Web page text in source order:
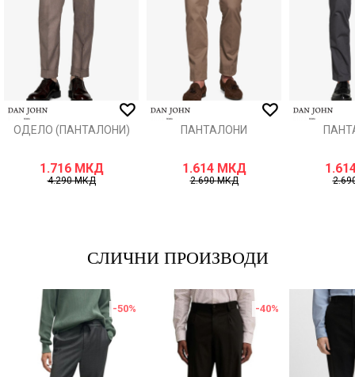
ИСПРАТИ
ОДЕЛО (ПАНТАЛОНИ)
1.716 МКД
4.290МКД
ПАНТАЛОНИ
1.614 МКД
2.690МКД
СЛИЧНИ ПРОИЗВОДИ
-50% -40%